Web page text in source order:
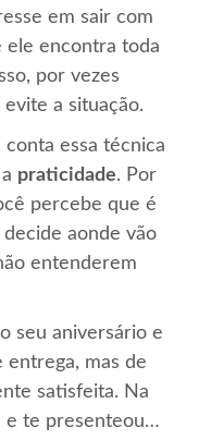
em sair com
ele encontra toda
por vezes
a situação.
conta essa técnica
praticidade. Por
percebe que é
aonde vão
entenderem
seu aniversário e
mas de
satisfeita. Na
e te presenteou…